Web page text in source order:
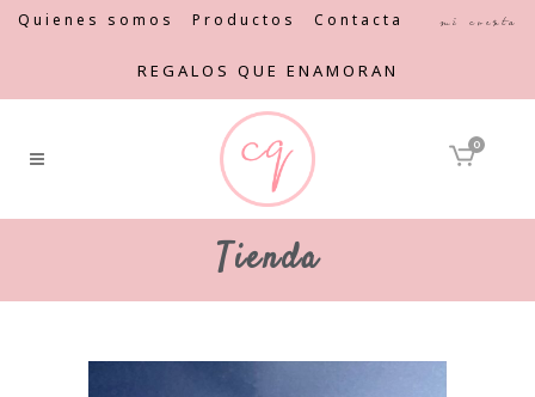
Quienes somos Productos Contacta Mi cuenta
REGALOS QUE ENAMORAN
0
Tienda